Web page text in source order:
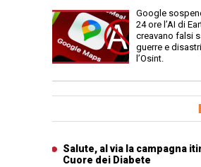
Google
24 ore l’AI di
creavano falsi
guerre e
l’Osint.
Salute, al via la campagna
Cuore dei Diabete